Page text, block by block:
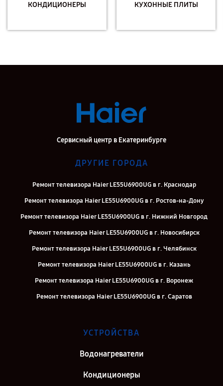
КОНДИЦИОНЕРЫ КУХОННЫЕ ПЛИТЫ
Сервисный центр в Екатеринбурге
ДРУГИЕ ГОРОДА
Ремонт телевизора Haier LE55U6900UG в г. Краснодар
Ремонт телевизора Haier LE55U6900UG в г. Ростов-на-Дону
Ремонт телевизора Haier LE55U6900UG в г. Нижний Новгород
Ремонт телевизора Haier LE55U6900UG в г. Новосибирск
Ремонт телевизора Haier LE55U6900UG в г. Челябинск
Ремонт телевизора Haier LE55U6900UG в г. Казань
Ремонт телевизора Haier LE55U6900UG в г. Воронеж
Ремонт телевизора Haier LE55U6900UG в г. Саратов
Ремонт телевизора Haier LE55U6900UG в г. Киров
УСТРОЙСТВА
Водонагреватели
Кондиционеры